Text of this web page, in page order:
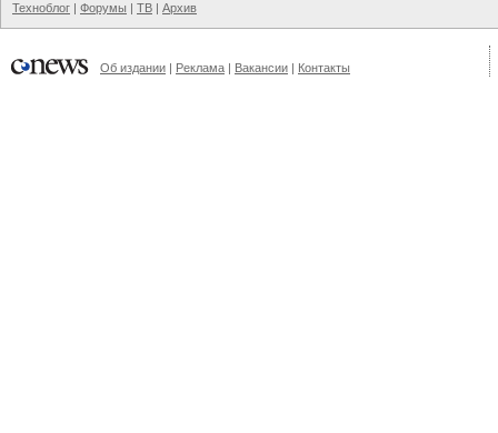
Техноблог | Форумы | ТВ | Архив
Об издании | Реклама | Вакансии | Контакты